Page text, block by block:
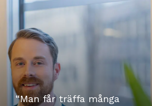
Man får träffa många